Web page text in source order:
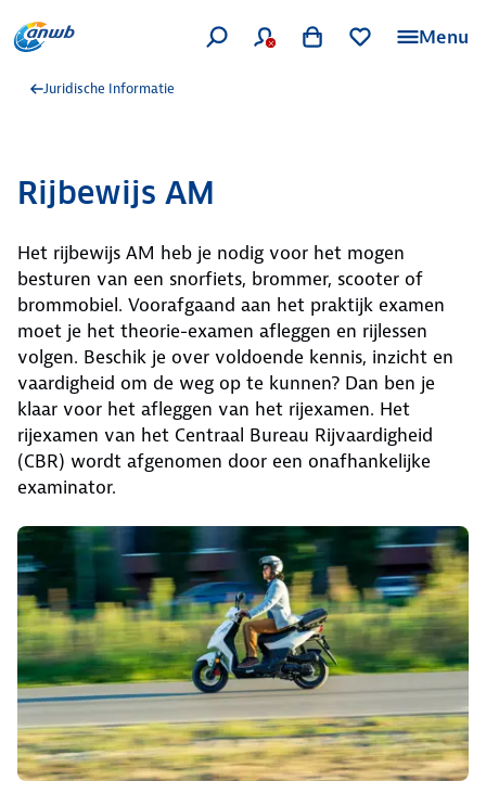
Menu
Juridische Informatie
Rijbewijs AM
Het rijbewijs AM heb je nodig voor het mogen
besturen van een snorfiets, brommer, scooter of
brommobiel. Voorafgaand aan het praktijk examen
moet je het theorie-examen afleggen en rijlessen
volgen. Beschik je over voldoende kennis, inzicht en
vaardigheid om de weg op te kunnen? Dan ben je
klaar voor het afleggen van het rijexamen. Het
rijexamen van het Centraal Bureau Rijvaardigheid
(CBR) wordt afgenomen door een onafhankelijke
examinator.